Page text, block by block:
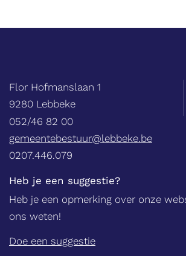
Balie
Adres
Flor Hofmanslaan 1
,9280 Lebbeke
052/46 82 00
E-
mail
gemeentebestuur@lebbeke.be
Ondernemingsnummer
0207.446.079
Heb je een suggestie?
Heb je een opmerking over onze
ons weten!
Doe een suggestie